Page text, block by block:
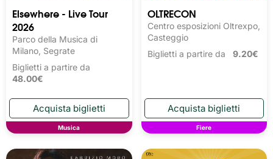
Elsewhere - Live Tour
2026
Parco della Musica di
Milano, Segrate
Biglietti a partire da
48.00€
Musica
OLTRECON
Centro esposizioni Oltrexpo,
Casteggio
Biglietti a partire da 9.20€
Fiere